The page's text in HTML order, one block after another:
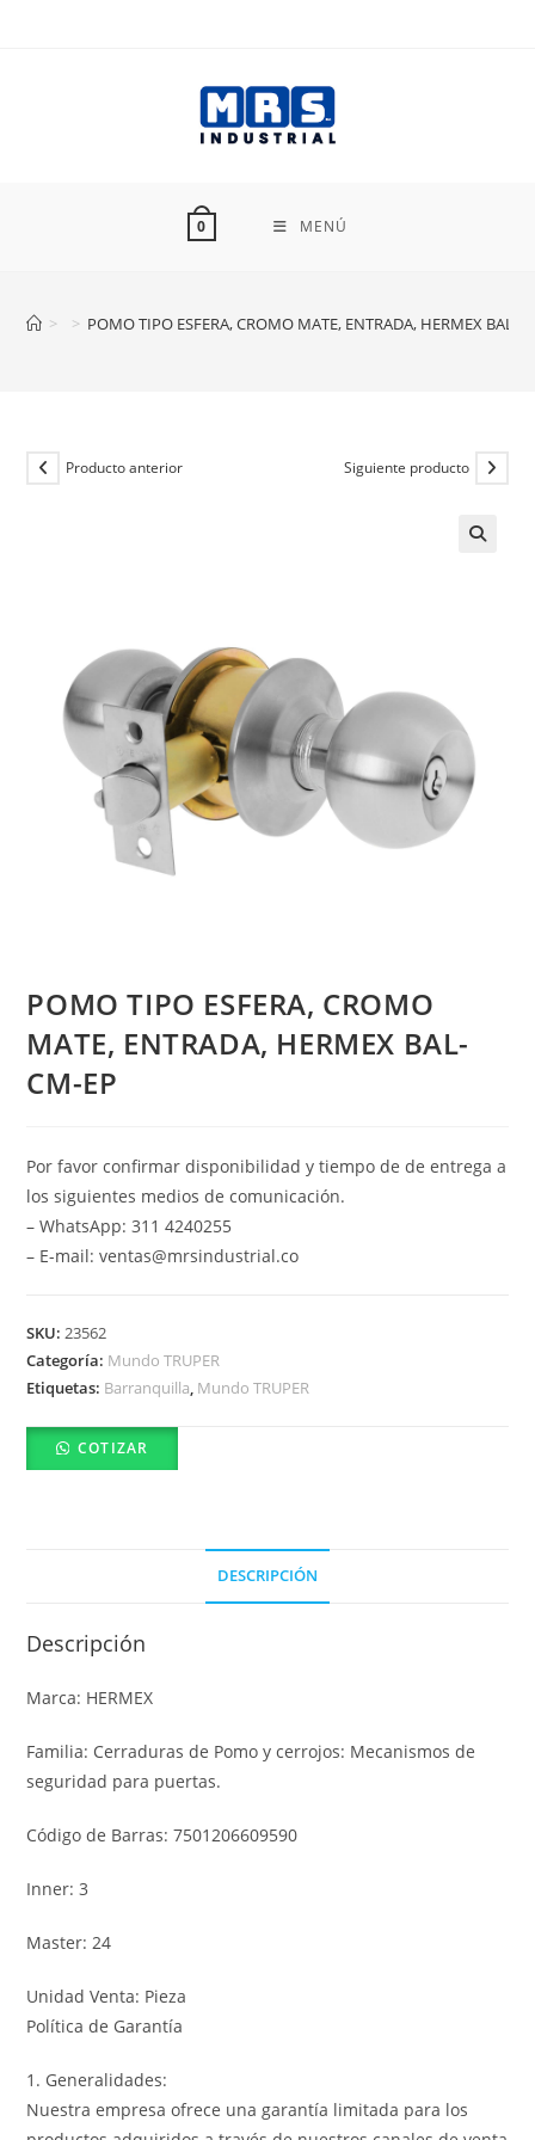
0 MENÚ
> > POMO TIPO ESFERA, CROMO MATE, ENTRADA, HERMEX BAL-
Producto anterior Siguiente producto
POMO TIPO ESFERA, CROMO
MATE, ENTRADA, HERMEX BAL-
CM-EP
Por favor confirmar disponibilidad y tiempo de de entrega a
los siguientes medios de comunicación.
– WhatsApp: 311 4240255
– E-mail: ventas@mrsindustrial.co
SKU:23562
Categoría: Mundo TRUPER
Etiquetas: Barranquilla, Mundo TRUPER
COTIZAR
DESCRIPCIÓN
Descripción
Marca: HERMEX
Familia: Cerraduras de Pomo y cerrojos: Mecanismos de
seguridad para puertas.
Código de Barras: 7501206609590
Inner: 3
Master: 24
Unidad Venta: Pieza
Política de Garantía
1. Generalidades:
Nuestra empresa ofrece una garantía limitada para los